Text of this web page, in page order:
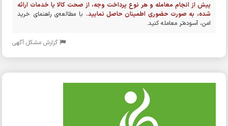
پیش از انجام معامله و هر نوع پرداخت وجه، از صحت کالا یا خدمات ارائه
شده، به صورت حضوری اطمینان حاصل نمایید. با مطالعه‌ی راهنمای خرید
امن، آسوده‌تر معامله کنید.
گزارش مشکل آگهی